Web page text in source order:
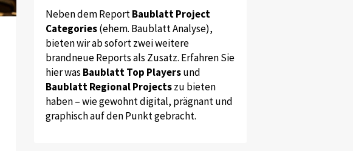
Neben dem ReportBaublatt Project
Categories(ehem. Baublatt Analyse),
bieten wir ab sofort zwei weitere
brandneue Reports als Zusatz. Erfahren Sie
hier was Baublatt Top Playersund
Baublatt Regional Projectszu bieten
haben – wie gewohnt digital, prägnant und
graphisch auf den Punkt gebracht.